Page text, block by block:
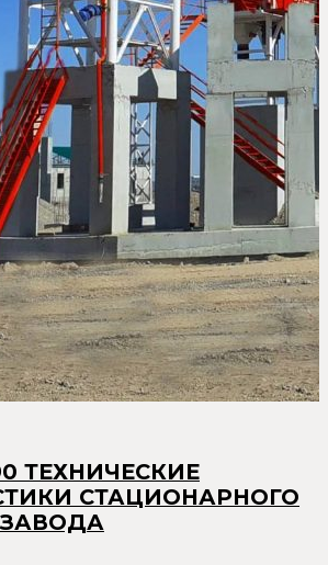
ТЕХНИЧЕСКИЕ
СТАЦИОНАРНОГО